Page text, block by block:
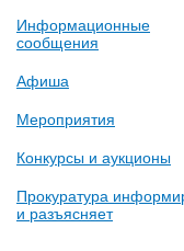
Информационные
сообщения
Афиша
Мероприятия
Конкурсы и аукционы
Прокуратура
и разъясняет